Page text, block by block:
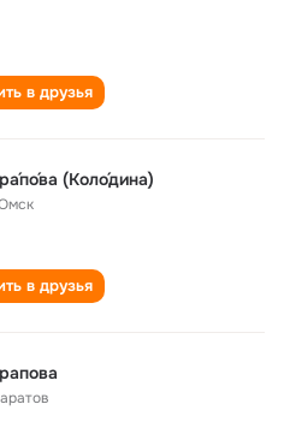
в друзья
(Коло́дина)
в друзья